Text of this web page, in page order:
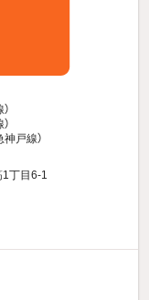
神戸線）
丁目6-1